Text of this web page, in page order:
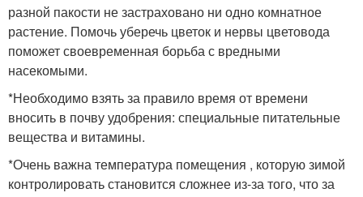
разной пакости не застраховано ни одно комнатное
растение. Помочь уберечь цветок и нервы цветовода
поможет своевременная борьба с вредными
насекомыми.
*Необходимо взять за правило время от времени
вносить в почву удобрения: специальные питательные
вещества и витамины.
*Очень важна температура помещения , которую зимой
контролировать становится сложнее из-за того, что за